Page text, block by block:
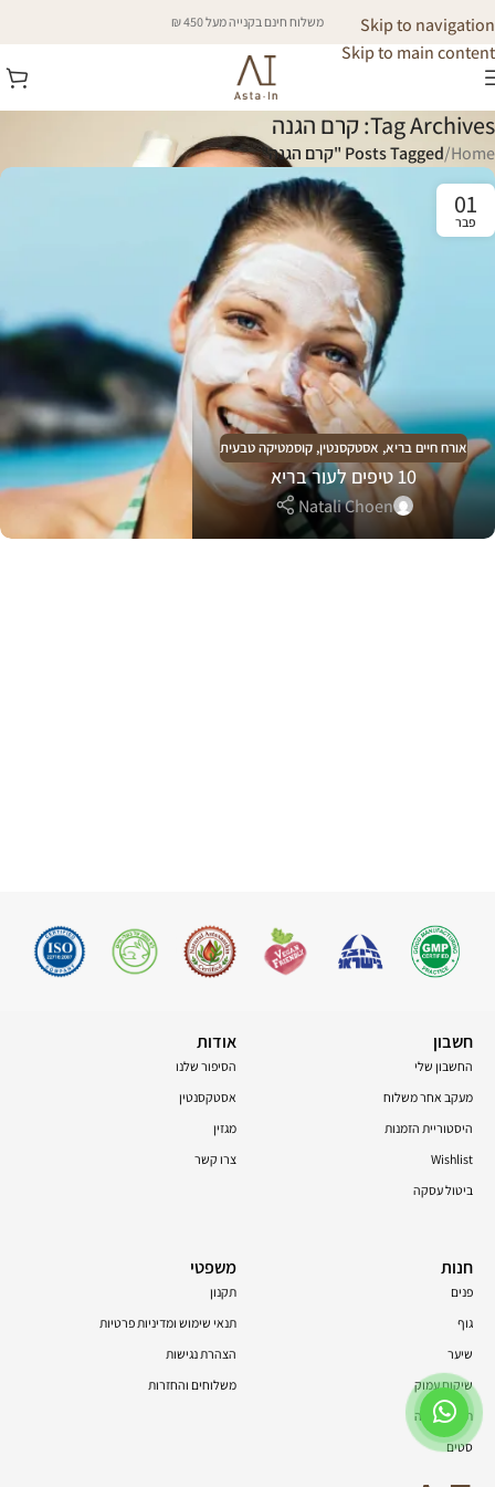
Skip to navigation
Skip to main content
משלוח חינם בקנייה מעל 450 ₪
Tag Archives: קרם הגנה
Home
/Posts Tagged "קרם הגנה"
01
פבר
אורח חיים בריא, אסטקסנטין, קוסמטיקה טבעית
10 טיפים לעור בריא
Natali Choen
חשבון
החשבון שלי
מעקב אחר משלוח
היסטוריית הזמנות
Wishlist
ביטול עסקה
אודות
הסיפור שלנו
אסטקסנטין
מגזין
צרו קשר
חנות
פנים
גוף
שיער
שיקום עמוק
תוספי תזונה
סטים
משפטי
תקנון
תנאי שימוש ומדיניות פרטיות
הצהרת נגישות
משלוחים והחזרות